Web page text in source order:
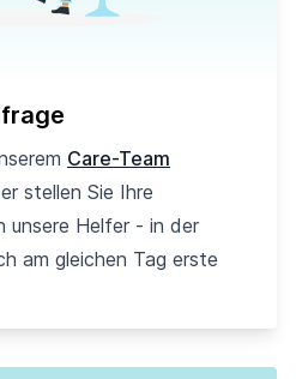
Care-Team
stellen Sie Ihre
unsere Helfer - in der
am gleichen Tag erste